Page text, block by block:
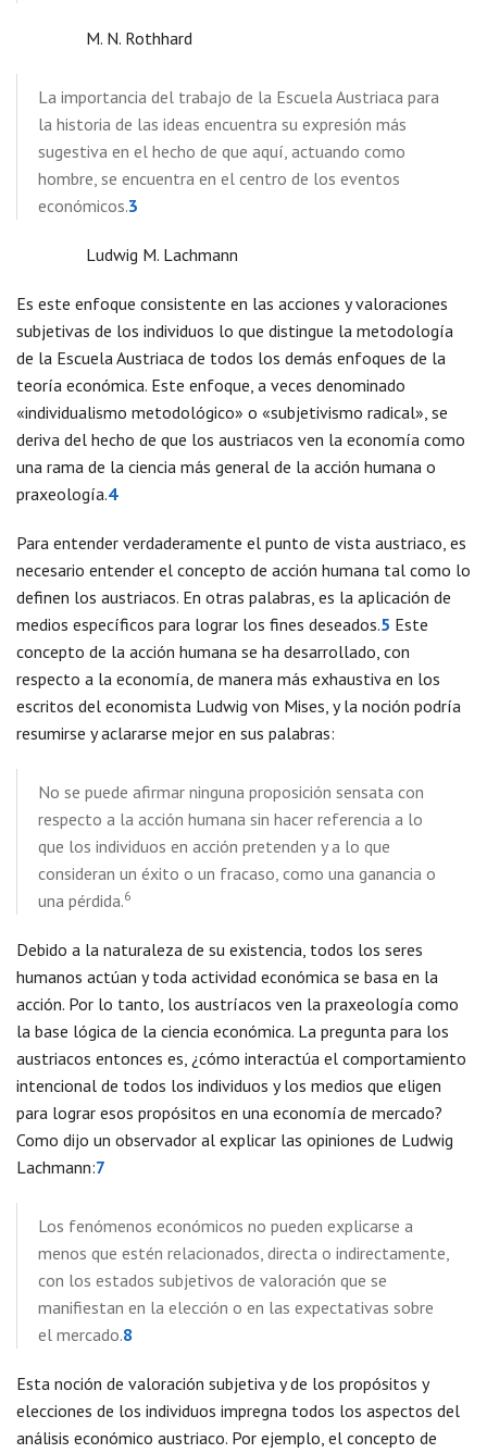
M. N. Rothhard
La importancia del trabajo de la Escuela Austriaca para
la historia de las ideas encuentra su expresión más
sugestiva en el hecho de que aquí, actuando como
hombre, se encuentra en el centro de los eventos
económicos.3
Ludwig M. Lachmann
Es este enfoque consistente en las acciones y valoraciones
subjetivas de los individuos lo que distingue la metodología
de la Escuela Austriaca de todos los demás enfoques de la
teoría económica. Este enfoque, a veces denominado
«individualismo metodológico» o «subjetivismo radical», se
deriva del hecho de que los austriacos ven la economía como
una rama de la ciencia más general de la acción humana o
praxeología.4
Para entender verdaderamente el punto de vista austriaco, es
necesario entender el concepto de acción humana tal como lo
definen los austriacos. En otras palabras, es la aplicación de
medios específicos para lograr los fines deseados.5 Este
concepto de la acción humana se ha desarrollado, con
respecto a la economía, de manera más exhaustiva en los
escritos del economista Ludwig von Mises, y la noción podría
resumirse y aclararse mejor en sus palabras:
No se puede afirmar ninguna proposición sensata con
respecto a la acción humana sin hacer referencia a lo
que los individuos en acción pretenden y a lo que
consideran un éxito o un fracaso, como una ganancia o
una pérdida.6
Debido a la naturaleza de su existencia, todos los seres
humanos actúan y toda actividad económica se basa en la
acción. Por lo tanto, los austríacos ven la praxeología como
la base lógica de la ciencia económica. La pregunta para los
austriacos entonces es, ¿cómo interactúa el comportamiento
intencional de todos los individuos y los medios que eligen
para lograr esos propósitos en una economía de mercado?
Como dijo un observador al explicar las opiniones de Ludwig
Lachmann:7
Los fenómenos económicos no pueden explicarse a
menos que estén relacionados, directa o indirectamente,
con los estados subjetivos de valoración que se
manifiestan en la elección o en las expectativas sobre
el mercado.8
Esta noción de valoración subjetiva y de los propósitos y
elecciones de los individuos impregna todos los aspectos del
análisis económico austriaco. Por ejemplo, el concepto de